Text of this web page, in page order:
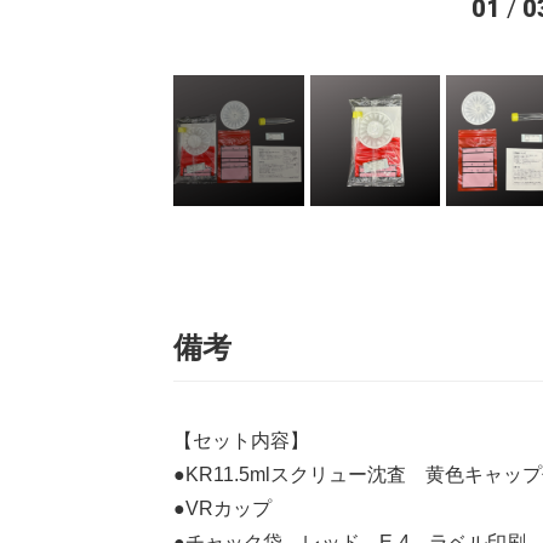
01 /
備考
【セット内容】
●KR11.5mlスクリュー沈査 黄色キャッ
●VRカップ